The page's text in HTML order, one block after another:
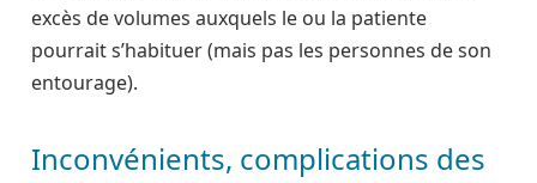
excès de volumes auxquels le ou la patiente
pourrait s’habituer (mais pas les personnes de son
entourage).
Inconvénients, complications des